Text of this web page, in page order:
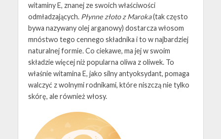
witaminy E, znanej ze swoich właściwości
odmładzających. Płynne złoto z Maroka(tak często
bywa nazywany olej arganowy) dostarcza włosom
mnóstwo tego cennego składnika i to w najbardziej
naturalnej formie. Co ciekawe, ma jej w swoim
składzie więcej niż popularna oliwa z oliwek. To
właśnie witamina E, jako silny antyoksydant, pomaga
walczyć z wolnymi rodnikami, które niszczą nie tylko
skórę, ale również włosy.